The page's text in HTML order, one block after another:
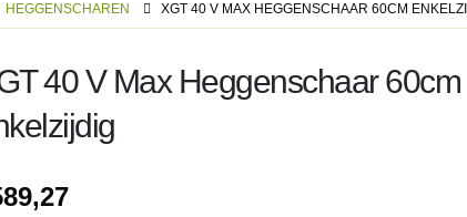
HEGGENSCHAREN XGT 40 V MAX HEGGENSCHAAR 60CM
40 V Max Heggenschaar 60cm